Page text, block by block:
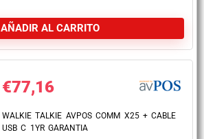
AÑADIR AL CARRITO
€77,16
WALKIE TALKIE AVPOS COMM X25 + CABLE
USB C 1YR GARANTIA